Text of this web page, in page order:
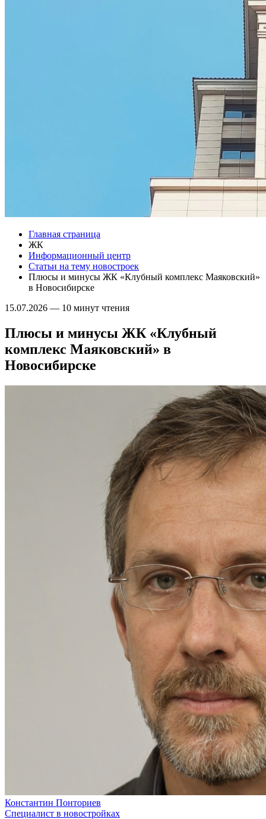
Главная страница
ЖК
Информационный центр
Статьи на тему новостроек
Плюсы и минусы ЖК «Клубный комплекс Маяковский»
в Новосибирске
15.07.2026 — 10 минут чтения
Плюсы и минусы ЖК «Клубный
комплекс Маяковский» в
Новосибирске
Константин Понториев
Специалист в новостройках